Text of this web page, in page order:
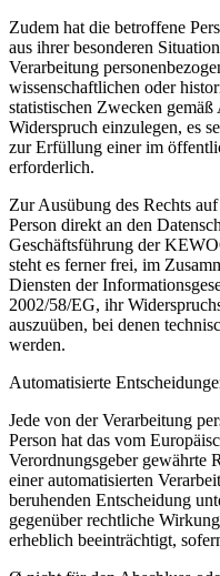
Zudem hat die betroffene
aus ihrer besonderen
Verarbeitung
wissenschaftlichen oder
statistischen Zwecken
Widerspruch einzulegen, es
zur Erfüllung einer im
erforderlich.
Zur Ausübung des Rechts
Person direkt an den
Geschäftsführung der
steht es ferner frei, im
Diensten der
2002/58/EG, ihr
auszuüben, bei denen
werden.
Automatisierte
Jede von der Verarbeitung
Person hat das vom
Verordnungsgeber gewährte
einer automatisierten
beruhenden Entscheidung
gegenüber rechtliche
erheblich beeinträchtigt,